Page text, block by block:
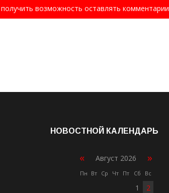
возможность оставлять комментарии
НОВОСТНОЙ КАЛЕНДАРЬ
« Август 2026 »
Пн Вт Ср Чт Пт Сб Вс
1
2